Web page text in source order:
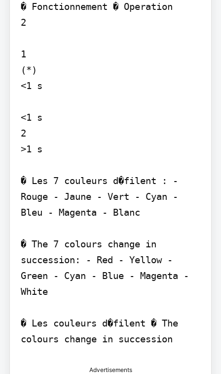
� Fonctionnement � Operation
2
1
(*)
<1 s
<1 s
2
>1 s
� Les 7 couleurs d�filent : -
Rouge - Jaune - Vert - Cyan -
Bleu - Magenta - Blanc
� The 7 colours change in
succession: - Red - Yellow -
Green - Cyan - Blue - Magenta -
White
� Les couleurs d�filent � The
Advertisements